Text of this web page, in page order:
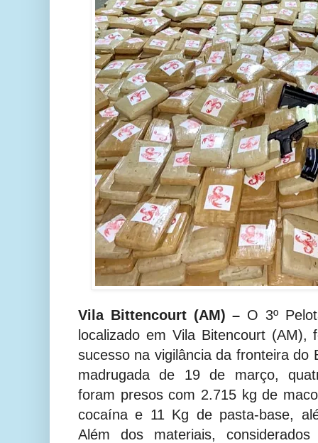
Vila Bittencourt (AM) – O 3º
localizado em Vila Bitencourt
sucesso na vigilância da fronteira do
madrugada de 19 de março,
foram presos com 2.715 kg de
cocaína e 11 Kg de pasta-base,
Além dos materiais,